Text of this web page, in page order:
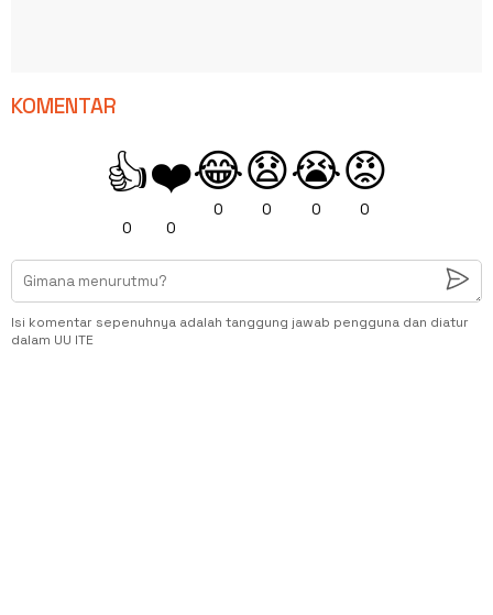
KOMENTAR
👍
0
❤️
0
😂
0
😧
0
😭
0
😡
0
Isi komentar sepenuhnya adalah tanggung jawab pengguna dan diatur
dalam UU ITE